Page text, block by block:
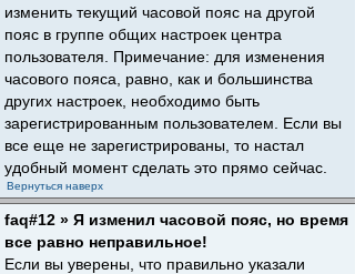
изменить текущий часовой пояс на другой
пояс в группе общих настроек центра
пользователя. Примечание: для изменения
часового пояса, равно, как и большинства
других настроек, необходимо быть
зарегистрированным пользователем. Если вы
все еще не зарегистрированы, то настал
удобный момент сделать это прямо сейчас.
Вернуться наверх
faq#12 » Я изменил часовой пояс, но время
все равно неправильное!
Если вы уверены, что правильно указали